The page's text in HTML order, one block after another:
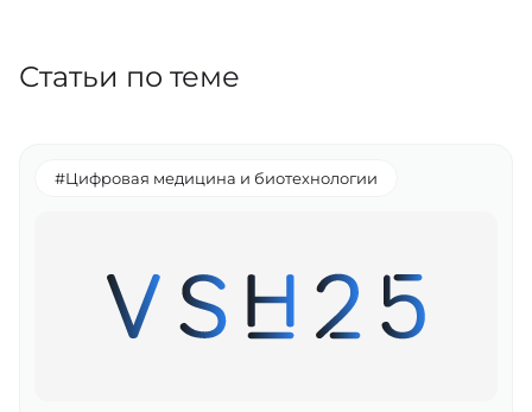
Статьи по теме
#Цифровая медицина и биотехнологии